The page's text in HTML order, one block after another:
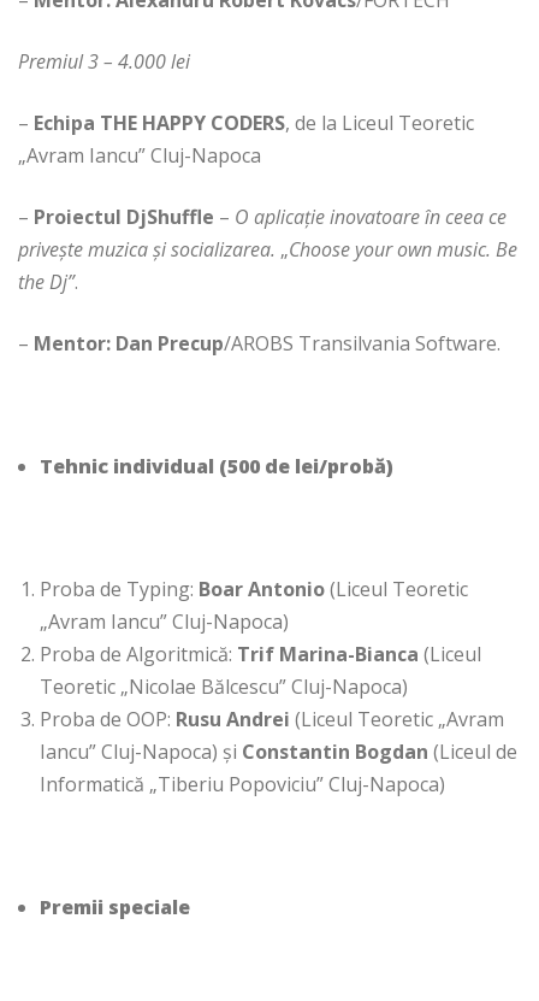
Premiul 3 – 4.000 lei
– Echipa THE HAPPY CODERS, de la Liceul Teoretic
„Avram Iancu” Cluj-Napoca
– Proiectul DjShuffle – O aplicație inovatoare în ceea ce
privește muzica și socializarea. „Choose your own music. Be
the Dj”.
– Mentor: Dan Precup/AROBS Transilvania Software.
Tehnic individual (500 de lei/probă)
Proba de Typing: Boar Antonio(Liceul Teoretic
„Avram Iancu” Cluj-Napoca)
Proba de Algoritmică: Trif Marina-Bianca (Liceul
Teoretic „Nicolae Bălcescu” Cluj-Napoca)
Proba de OOP: Rusu Andrei (Liceul Teoretic „Avram
Iancu” Cluj-Napoca) şi Constantin Bogdan (Liceul de
Informatică „Tiberiu Popoviciu” Cluj-Napoca)
Premii speciale